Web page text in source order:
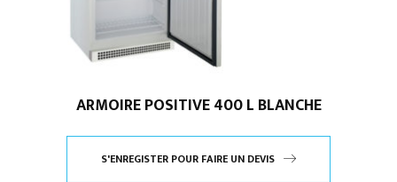
ARMOIRE POSITIVE 400 L BLANCHE
S'ENREGISTER POUR FAIRE UN DEVIS